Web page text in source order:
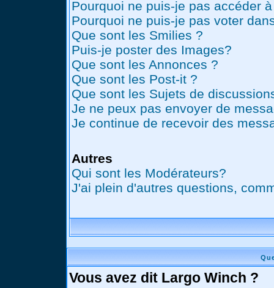
Pourquoi ne puis-je pas accéder
Pourquoi ne puis-je pas voter
Que sont les Smilies ?
Puis-je poster des Images?
Que sont les Annonces ?
Que sont les Post-it ?
Que sont les Sujets de
Je ne peux pas envoyer de
Je continue de recevoir des
Autres
Qui sont les Modérateurs?
J'ai plein d'autres questions,
Vous avez dit Largo Winch ?